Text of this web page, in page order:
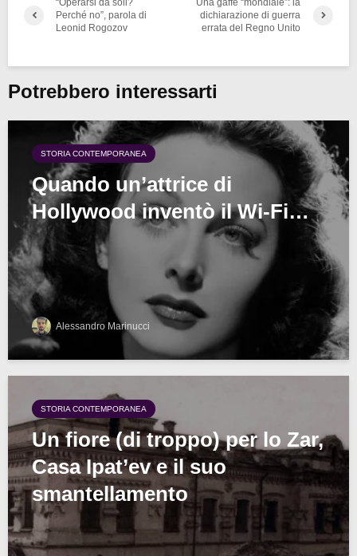
“Operarsi da soli?
Perché no”, parola di
Leonid Rogozov
Una gaffe “mondiale”: la
dichiarazione di guerra
errata del Regno Unito
Potrebbero interessarti
STORIA CONTEMPORANEA
Quando un’attrice di
Hollywood inventò il Wi-Fi…
Alessandro Marinucci
STORIA CONTEMPORANEA
Un fiore (di troppo) per lo Zar,
Casa Ipat’ev e il suo
smantellamento